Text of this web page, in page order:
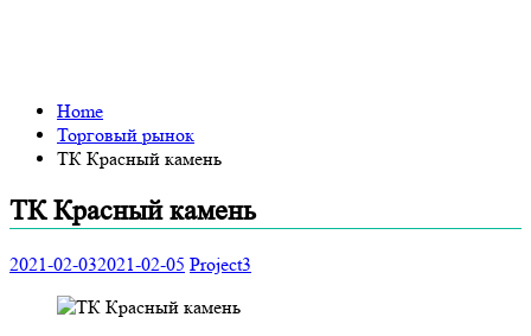
Home
Торговый рынок
ТК Красный камень
ТК Красный камень
2021-02-032021-02-05 Project3